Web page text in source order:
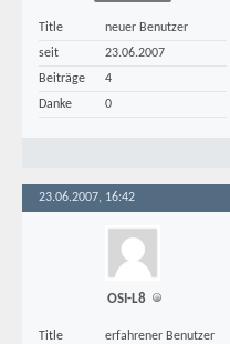
Title
neuer Benutzer
seit
23.06.2007
Beiträge
4
Danke
0
23.06.2007, 16:42
OSI-L8
Title
erfahrener Benutzer